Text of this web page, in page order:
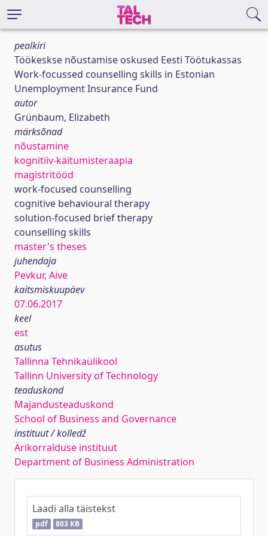
pealkiri
Töökeskse nõustamise oskused Eesti Töötukassas
Work-focussed counselling skills in Estonian
Unemployment Insurance Fund
autor
Grünbaum, Elizabeth
märksõnad
nõustamine
kognitiiv-käitumisteraapia
magistritööd
work-focused counselling
cognitive behavioural therapy
solution-focused brief therapy
counselling skills
master's theses
juhendaja
Pevkur, Aive
kaitsmiskuupäev
07.06.2017
keel
est
asutus
Tallinna Tehnikaülikool
Tallinn University of Technology
teaduskond
Majandusteaduskond
School of Business and Governance
instituut / kolledž
Ärikorralduse instituut
Department of Business Administration
Laadi alla täistekst
pdf 803 KB